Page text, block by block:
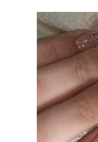
Лак на обычные ногти
Лаки для ногтей